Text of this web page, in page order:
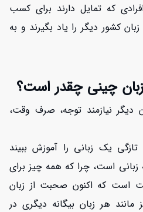
که تمایل دارند برای کسب
کشور دیگر را یاد بگیرند و به
چینی چقدر است؟
دیگر نیازمند توجه، صرف وقت،
یک زبانی را آموزش ببیند
است، چرا که همه چیز برای
است که اکنون صحبت از زبان
هر زبان بیگانه دیگری در